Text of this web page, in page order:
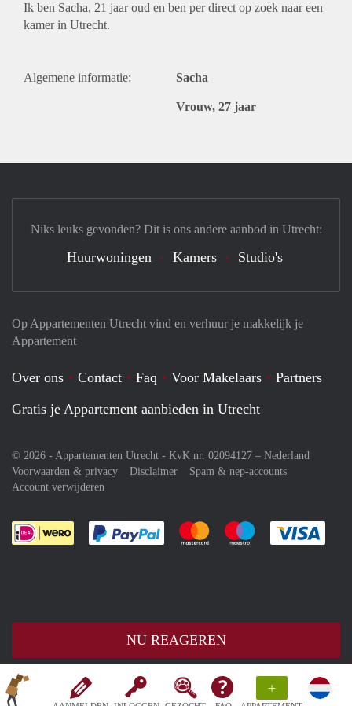
+
Ik ben Sacha, 21 jaar oud en ben per direct op zoek naar een
kamer in Utrecht.
Algemene informatie: Sacha
Vrouw, 27 jaar
NU REAGEREN
Op Appartementen Utrecht vind en verhuur je makkelijk je
Appartement
Over ons Contact Faq Voor Makelaars
Partners
Gratis je Appartement aanbieden in Utrecht
© 2026 - Appartementen Utrecht - KvK nr. 02094127 – Nederland
Voorwaarden & privacy
Disclaimer
Spam & nep-accounts
Account verwijderen
Je rekent gemakkelijk af met Paypal
Je rekent gemakkelijk af met
Je rekent
Niks leuks gevonden? Dit is ons andere aanbod in Utrecht:
Huurwoningen Kamers Studio's